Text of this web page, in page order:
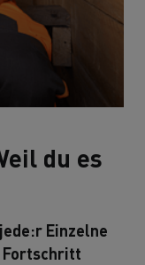
du es
Einzelne
Fortschritt